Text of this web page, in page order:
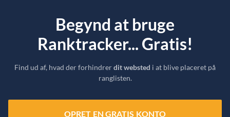
Begynd at bruge
Ranktracker... Gratis!
Find ud af, hvad der forhindrerdit websted i at blive placeret på
ranglisten.
OPRET EN GRATIS KONTO